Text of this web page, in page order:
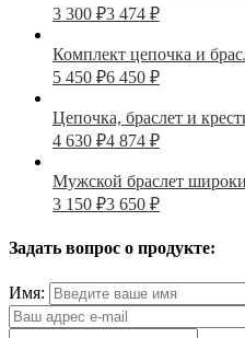
3 300 ₽3 474 ₽
Комплект цепочка и
5 450 ₽6 450 ₽
Цепочка, браслет и
4 630 ₽4 874 ₽
Мужской браслет
3 150 ₽3 650 ₽
Задать вопрос о продукте:
Имя: